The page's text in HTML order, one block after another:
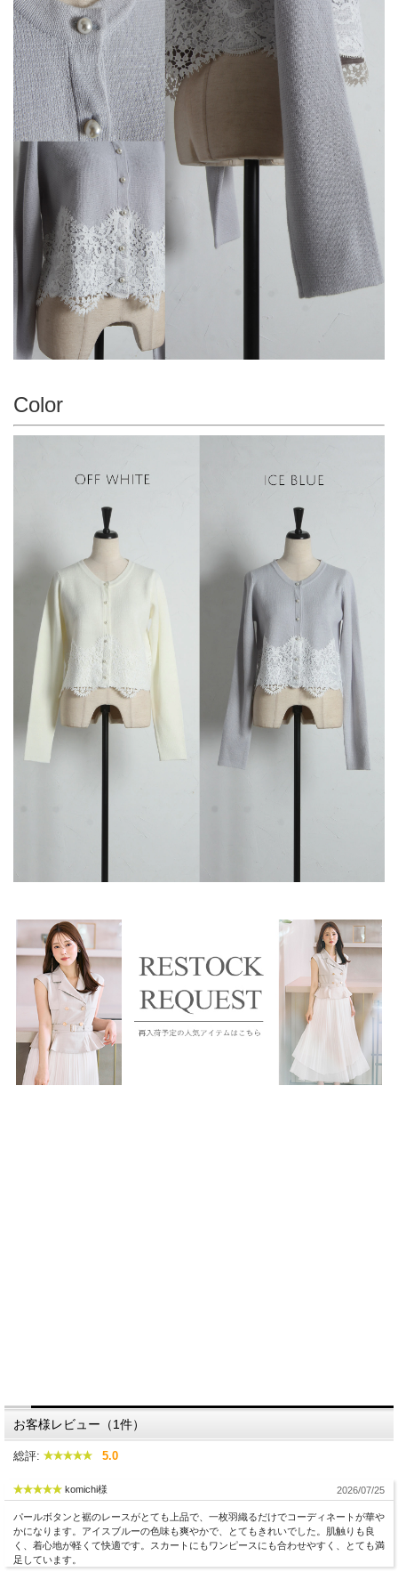
Color
お客様レビュー（1件）
総評: 5.0
komichi様 2026/07/25
パールボタンと裾のレースがとても上品で、一枚羽織るだけでコーディネートが華や
かになります。アイスブルーの色味も爽やかで、とてもきれいでした。肌触りも良
く、着心地が軽くて快適です。スカートにもワンピースにも合わせやすく、とても満
足しています。